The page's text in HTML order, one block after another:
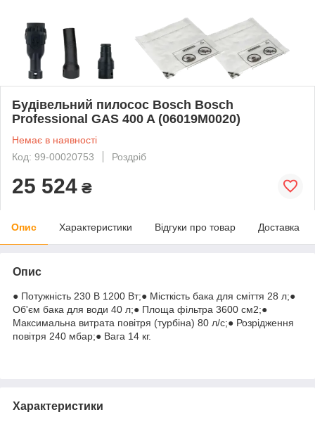
Будівельний пилосос Bosch Bosch
Professional GAS 400 A (06019M0020)
Немає в наявності
Код: 99-00020753
Роздріб
25 524 ₴
Опис Характеристики Відгуки про товар Доставка
Опис
● Потужність 230 В 1200 Вт;● Місткість бака для сміття 28 л;●
Об'єм бака для води 40 л;● Площа фільтра 3600 см2;●
Максимальна витрата повітря (турбіна) 80 л/с;● Розрідження
повітря 240 мбар;● Вага 14 кг.
Характеристики